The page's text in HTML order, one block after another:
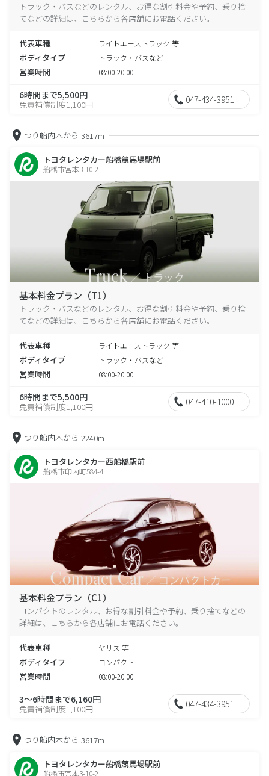
トラック・バスなどのレンタル、お得な割引料金や予約、乗り捨
てなどの詳細は、こちらから各店舗にお電話ください。
代表車種 ライトエーストラック 等
ボディタイプ トラック・バスなど
営業時間 08:00-20:00
6時間まで5,500円
免責補償制度1,100円 047-434-3951
つり船内木から 3617m
トヨタレンタカー船橋競馬場駅前
船橋市宮本3-10-2
基本料金プラン（T1）
トラック・バスなどのレンタル、お得な割引料金や予約、乗り捨
てなどの詳細は、こちらから各店舗にお電話ください。
代表車種 ライトエーストラック 等
ボディタイプ トラック・バスなど
営業時間 08:00-20:00
6時間まで5,500円
免責補償制度1,100円 047-410-1000
つり船内木から 2240m
トヨタレンタカー西船橋駅前
船橋市印内町584-4
基本料金プラン（C1）
コンパクトのレンタル、お得な割引料金や予約、乗り捨てなどの
詳細は、こちらから各店舗にお電話ください。
代表車種 ヤリス 等
ボディタイプ コンパクト
営業時間 08:00-20:00
3～6時間まで6,160円
免責補償制度1,100円 047-434-3951
つり船内木から 3617m
トヨタレンタカー船橋競馬場駅前
船橋市宮本3-10-2